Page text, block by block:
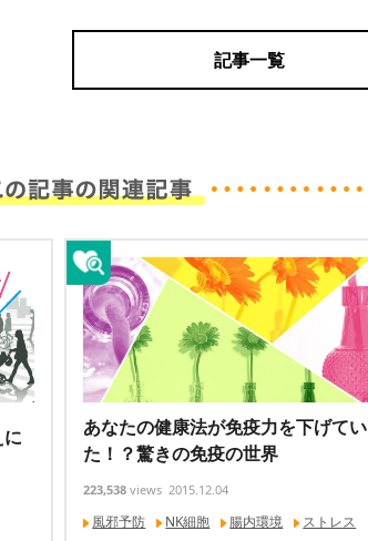
記事一覧
あなたの健康法が免疫力を下げてい
た！？驚きの免疫の世界
223,538 views 2015.12.04
風邪予防 NK細胞 腸内環境
ストレス